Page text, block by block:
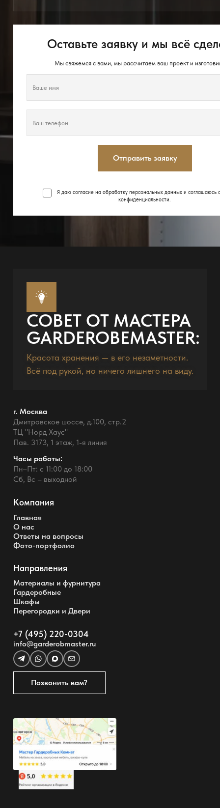
Оставьте заявку и мы всё
Мы свяжемся с вами, мы рассчитаем ваш проект и
Отправить заявку
Я даю согласие на обработку персональных данных и соглашаюсь
конфиденциальности.
СОВЕТ ОТ МАСТЕРА
GARDEROBEMASTER:
Красота хранения — в его незаметности.
Всё под рукой, но ничего лишнего на виду.
г. Москва
Дмитровское шоссе, д.100, стр.2
ТЦ "Норд Хаус"
Пав. 3173, 1 этаж, 1-я линия
Часы работы:
Пн–Пт: с 11:00 до 18:00
Сб, Вс – выходной
Компания
Главная
О нас
Ответы на вопросы
Фото-портфолио
Направления
Материалы и фурнитура
Гардеробные
Шкафы
Перегородки и Двери
+7 (495) 220-0304
info@garderobmaster.ru
Позвонить вам?